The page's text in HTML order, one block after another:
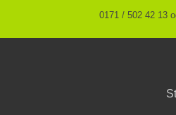
0171 / 502 42 13